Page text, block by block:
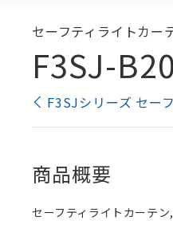
セーフティライトカー
F3SJ-
F3SJシリーズ セー
商品概要
セーフティライトカーテ